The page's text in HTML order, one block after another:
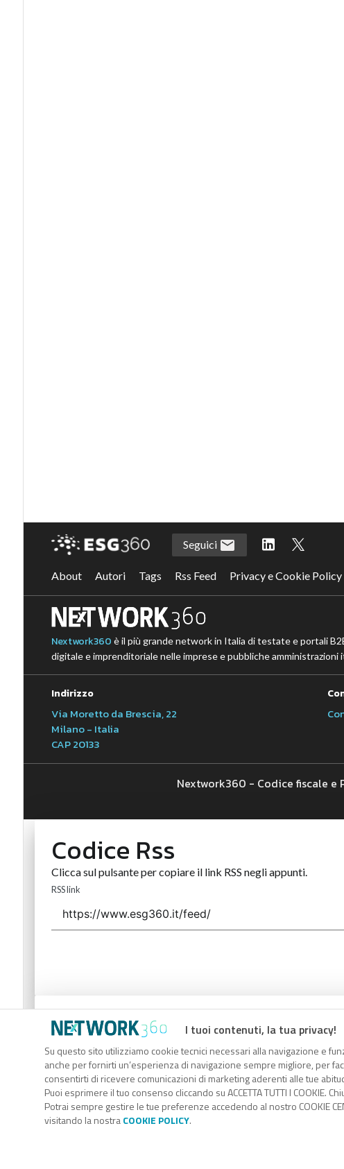
I tuoi contenuti, la tua privacy!
Su questo sito utilizziamo cookie tecnici necessari alla navigazione e
anche per fornirti un’esperienza di navigazione sempre migliore, per
consentirti di ricevere comunicazioni di marketing aderenti alle tue
Puoi esprimere il tuo consenso cliccando su ACCETTA TUTTI I COOKIE.
Potrai sempre gestire le tue preferenze accedendo al nostro COOKIE
visitando la nostraCOOKIE POLICY.
Seguici
About Autori Tags Rss Feed Privacy e Cookie Policy
Nextwork360 è il più grande network in Italia di testate e portali
digitale e imprenditoriale nelle imprese e pubbliche amministrazioni
Indirizzo
Via Moretto da Brescia, 22
Milano - Italia
CAP 20133
Nextwork360 - Codice fiscale e
Codice Rss
Clicca sul pulsante per copiare il link RSS negli appunti.
RSS link
Codice Rss
Clicca sul pulsante per copiare il link RSS negli appunti.
RSS link